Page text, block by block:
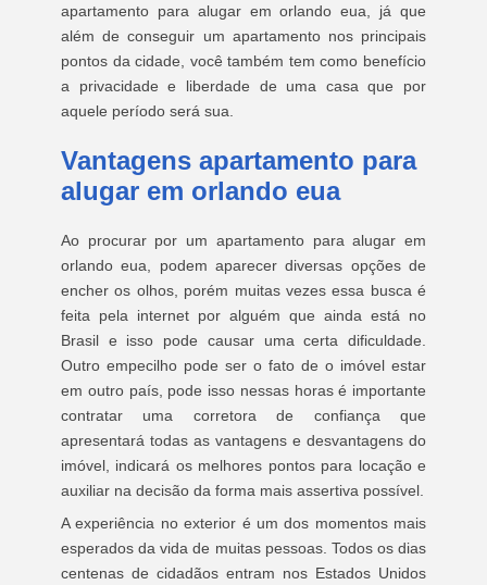
apartamento para alugar em orlando eua, já que
além de conseguir um apartamento nos principais
pontos da cidade, você também tem como benefício
a privacidade e liberdade de uma casa que por
aquele período será sua.
Vantagens apartamento para
alugar em orlando eua
Ao procurar por um apartamento para alugar em
orlando eua, podem aparecer diversas opções de
encher os olhos, porém muitas vezes essa busca é
feita pela internet por alguém que ainda está no
Brasil e isso pode causar uma certa dificuldade.
Outro empecilho pode ser o fato de o imóvel estar
em outro país, pode isso nessas horas é importante
contratar uma corretora de confiança que
apresentará todas as vantagens e desvantagens do
imóvel, indicará os melhores pontos para locação e
auxiliar na decisão da forma mais assertiva possível.
A experiência no exterior é um dos momentos mais
esperados da vida de muitas pessoas. Todos os dias
centenas de cidadãos entram nos Estados Unidos